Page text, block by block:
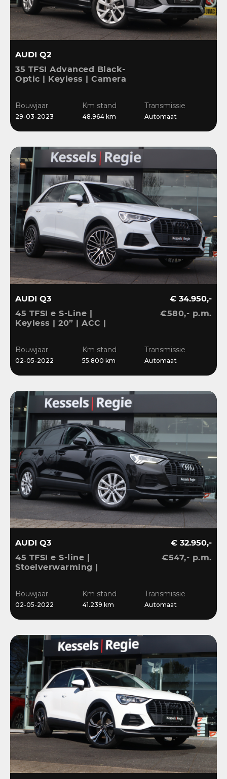
AUDI Q2
35 TFSI Advanced Black-
Optic | Keyless | Camera
Sensoren | DAB
Bouwjaar
29-03-2023
Km stand
48.964 km
Transmissie
Automaat
AUDI Q3
45 TFSI e S-Line |
Keyless | 20” | ACC |
€ 34.950,-
€580,- p.m.
Bouwjaar
02-05-2022
Km stand
55.800 km
Transmissie
Automaat
AUDI Q3
45 TFSI e S-line |
Stoelverwarming |
€ 32.950,-
€547,- p.m.
Bouwjaar
02-05-2022
Km stand
41.239 km
Transmissie
Automaat